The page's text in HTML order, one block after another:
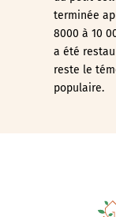
terminée
8000 à 10
a été
reste le
populaire.